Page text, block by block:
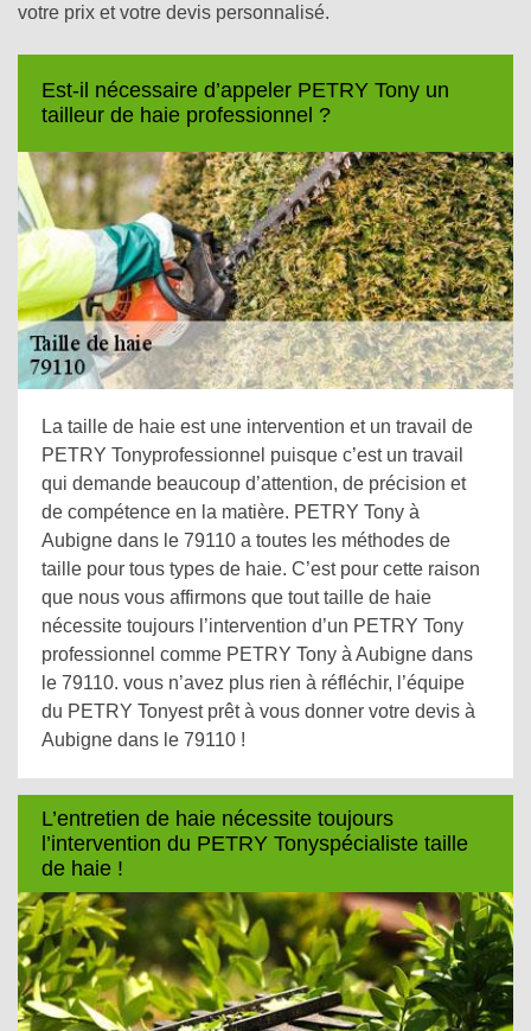
votre prix et votre devis personnalisé.
Est-il nécessaire d’appeler PETRY Tony un
tailleur de haie professionnel ?
La taille de haie est une intervention et un travail de
PETRY Tonyprofessionnel puisque c’est un travail
qui demande beaucoup d’attention, de précision et
de compétence en la matière. PETRY Tony à
Aubigne dans le 79110 a toutes les méthodes de
taille pour tous types de haie. C’est pour cette raison
que nous vous affirmons que tout taille de haie
nécessite toujours l’intervention d’un PETRY Tony
professionnel comme PETRY Tony à Aubigne dans
le 79110. vous n’avez plus rien à réfléchir, l’équipe
du PETRY Tonyest prêt à vous donner votre devis à
Aubigne dans le 79110 !
L’entretien de haie nécessite toujours
l’intervention du PETRY Tonyspécialiste taille
de haie !